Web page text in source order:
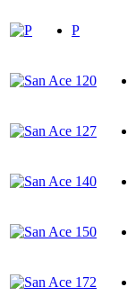
P